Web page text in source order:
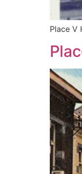
Place V